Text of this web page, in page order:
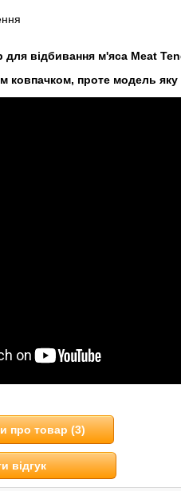
відбивання м'яса Meat
ковпачком, проте модель
про товар (3)
відгук